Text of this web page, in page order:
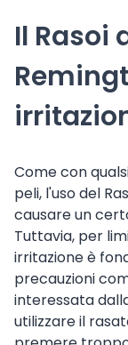
Il Rasoi
Come con
peli, l'uso del
causare un
Tuttavia, per
irritazione è
precauzioni
interessata
utilizzare il